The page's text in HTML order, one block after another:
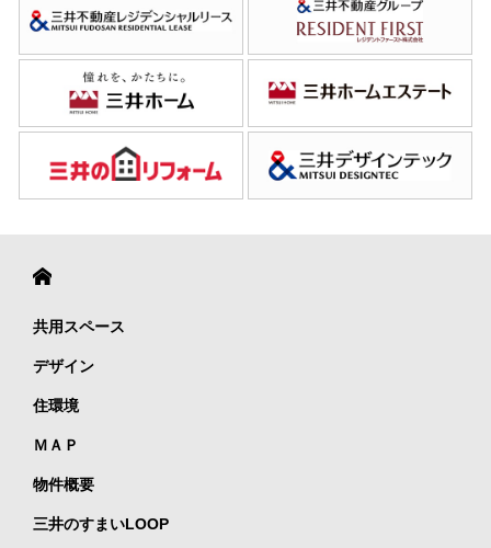
共用スペース
デザイン
住環境
ＭＡＰ
物件概要
三井のすまいLOOP